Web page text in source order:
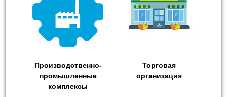
Производственно-
промышленные
комплексы
Торговая
организация